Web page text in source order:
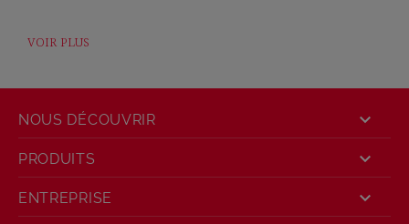
VOIR PLUS
PRODUITS 
NOUS DÉCOUVRIR 
ENTREPRISE 